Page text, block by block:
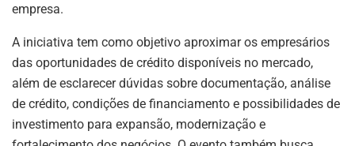
empresa.
A iniciativa tem como objetivo aproximar os empresários
das oportunidades de crédito disponíveis no mercado,
além de esclarecer dúvidas sobre documentação, análise
de crédito, condições de financiamento e possibilidades de
investimento para expansão, modernização e